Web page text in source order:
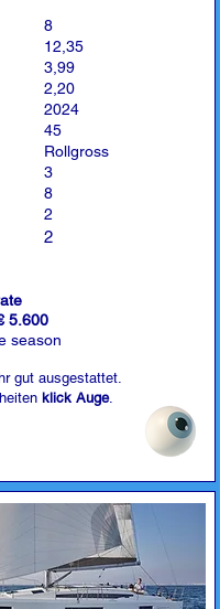
8
12,35
3,99
2,20
2024
45
Rollgross
3
8
2
2
5.600
season
gut ausgestattet.
klick Auge.